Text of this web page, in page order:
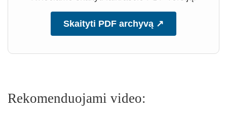
Skaityti PDF archyvą ↗
Rekomenduojami video: